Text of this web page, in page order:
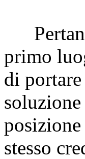
primo
di
stesso